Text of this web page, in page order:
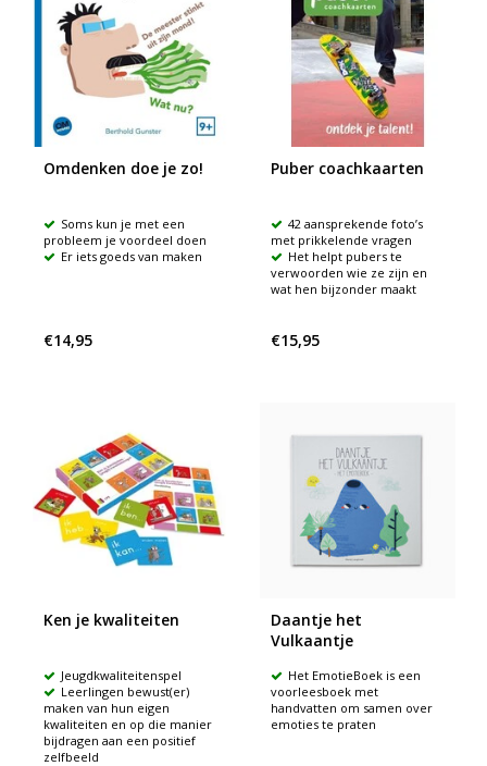
Omdenken doe je zo!
Soms kun je met een
probleem je voordeel doen
Er iets goeds van maken
€14,95
Puber coachkaarten
42 aansprekende foto’s
met prikkelende vragen
Het helpt pubers te
verwoorden wie ze zijn en
wat hen bijzonder maakt
€15,95
Ken je kwaliteiten
Jeugdkwaliteitenspel
Leerlingen bewust(er)
maken van hun eigen
kwaliteiten en op die manier
bijdragen aan een positief
zelfbeeld
Daantje het
Vulkaantje
Het EmotieBoek is een
voorleesboek met
handvatten om samen over
emoties te praten